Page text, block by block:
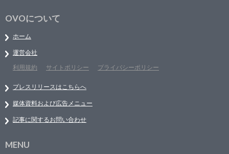
OVOについて
ホーム
運営会社
利用規約
サイトポリシー プライバシーポリシー
プレスリリースはこちらへ
媒体資料および広告メニュー
記事に関するお問い合わせ
MENU